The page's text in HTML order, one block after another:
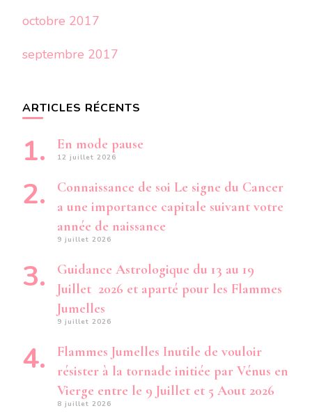
octobre 2017
septembre 2017
ARTICLES RÉCENTS
En mode pause
12 juillet 2026
Connaissance de soi Le signe du Cancer
a une importance capitale suivant votre
année de naissance
9 juillet 2026
Guidance Astrologique du 13 au 19
Juillet 2026 et aparté pour les Flammes
Jumelles
9 juillet 2026
Flammes Jumelles Inutile de vouloir
résister à la tornade initiée par Vénus en
Vierge entre le 9 Juillet et 5 Aout 2026
8 juillet 2026